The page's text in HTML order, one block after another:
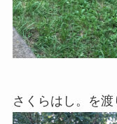
さくらはし。を渡